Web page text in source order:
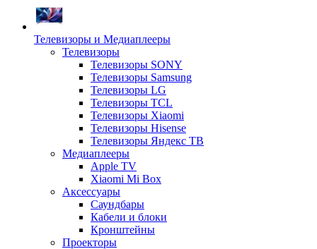
Телевизоры и Медиаплееры
Телевизоры
Телевизоры SONY
Телевизоры Samsung
Телевизоры LG
Телевизоры TCL
Телевизоры Xiaomi
Телевизоры Hisense
Телевизоры Яндекс ТВ
Медиаплееры
Apple TV
Xiaomi Mi Box
Аксессуары
Саундбары
Кабели и блоки
Кронштейны
Проекторы